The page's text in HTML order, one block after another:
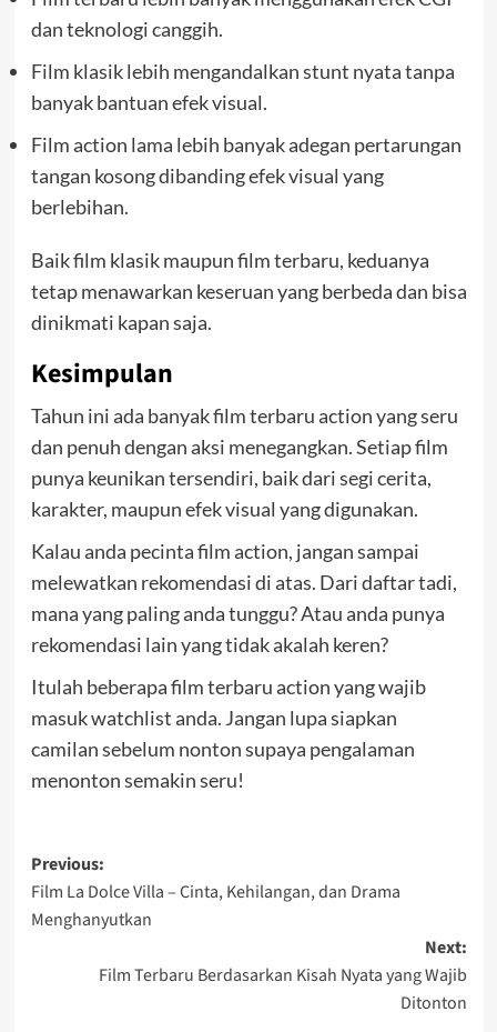
dan teknologi canggih.
Film klasik lebih mengandalkan stunt nyata tanpa
banyak bantuan efek visual.
Film action lama lebih banyak adegan pertarungan
tangan kosong dibanding efek visual yang
berlebihan.
Baik film klasik maupun film terbaru, keduanya
tetap menawarkan keseruan yang berbeda dan bisa
dinikmati kapan saja.
Kesimpulan
Tahun ini ada banyak film terbaru action yang seru
dan penuh dengan aksi menegangkan. Setiap film
punya keunikan tersendiri, baik dari segi cerita,
karakter, maupun efek visual yang digunakan.
Kalau anda pecinta film action, jangan sampai
melewatkan rekomendasi di atas. Dari daftar tadi,
mana yang paling anda tunggu? Atau anda punya
rekomendasi lain yang tidak akalah keren?
Itulah beberapa film terbaru action yang wajib
masuk watchlist anda. Jangan lupa siapkan
camilan sebelum nonton supaya pengalaman
menonton semakin seru!
Post
navigation
Previous:
Film La Dolce Villa – Cinta, Kehilangan, dan Drama
Menghanyutkan
Next:
Film Terbaru Berdasarkan Kisah Nyata yang Wajib
Ditonton